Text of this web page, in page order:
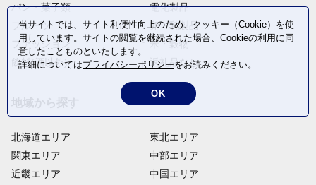
パン・菓子類
電化製品
フルーツ
卵・乳製品
ファッション
米・穀物
飲料(酒以外)
返礼品なし
北海道エリア
関東エリア
近畿エリア
東北エリア
中部エリア
中国エリア
当サイトでは、サイト利便性向上のため、クッキー（Cookie）を使
用しています。サイトの閲覧を継続された場合、Cookieの利用に同
意したことものといたします。
詳細についてはプライバシーポリシーをお読みください。
OK